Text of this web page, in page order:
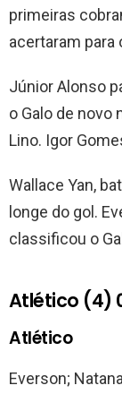
primeiras
acertaram para
Júnior Alonso
o Galo de novo
Lino. Igor
Wallace Yan,
longe do gol.
classificou o
Atlético (4)
Atlético
Everson;